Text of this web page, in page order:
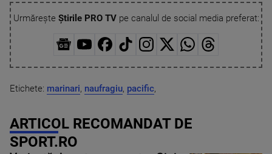
Urmărește Știrile PRO TVpe canalul de social media preferat:
Etichete: marinari, naufragiu, pacific,
ARTICOL RECOMANDAT DE
SPORT.RO